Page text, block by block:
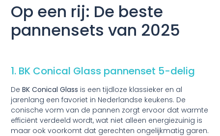
Op een rij: De beste
pannensets van 2025
1. BK Conical Glass pannenset 5-delig
DeBK Conical Glass is een tijdloze klassieker en al
jarenlang een favoriet in Nederlandse keukens. De
conische vorm van de pannen zorgt ervoor dat warmte
efficiënt verdeeld wordt, wat niet alleen energiezuinig is
maar ook voorkomt dat gerechten ongelijkmatig garen.